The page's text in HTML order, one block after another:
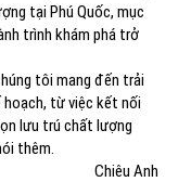
tại Phú Quốc, mục
trình khám phá trở
tôi mang đến trải
hoạch, từ việc kết nối
lưu trú chất lượng
thêm.
Chiêu Anh